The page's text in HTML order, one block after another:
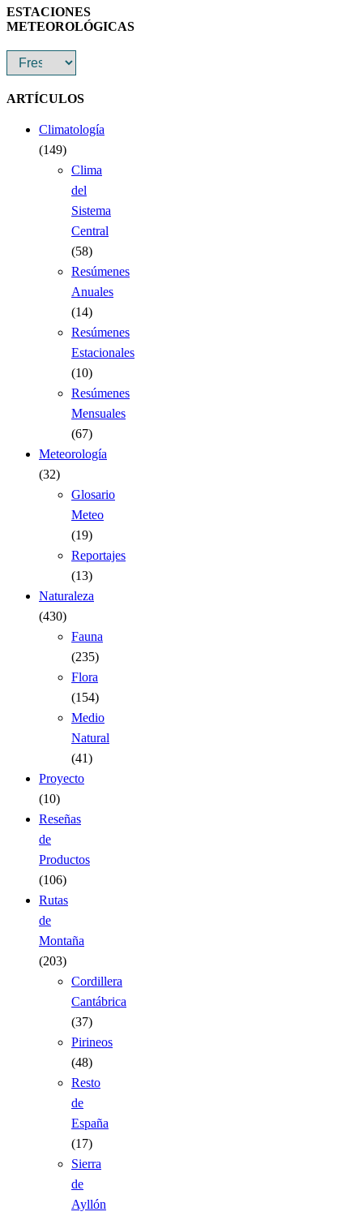
ESTACIONES
METEOROLÓGICAS
ARTÍCULOS
Climatología
(149)
Clima
del
Sistema
Central
(58)
Resúmenes
Anuales
(14)
Resúmenes
Estacionales
(10)
Resúmenes
Mensuales
(67)
Meteorología
(32)
Glosario
Meteo
(19)
Reportajes
(13)
Naturaleza
(430)
Fauna
(235)
Flora
(154)
Medio
Natural
(41)
Proyecto
(10)
Reseñas
de
Productos
(106)
Rutas
de
Montaña
(203)
Cordillera
Cantábrica
(37)
Pirineos
(48)
Resto
de
España
(17)
Sierra
de
Ayllón